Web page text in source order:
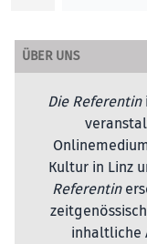
RUBRIK
ÜBER UNS
Die Referentin
Kultur in Linz
Referentin
inhaltliche